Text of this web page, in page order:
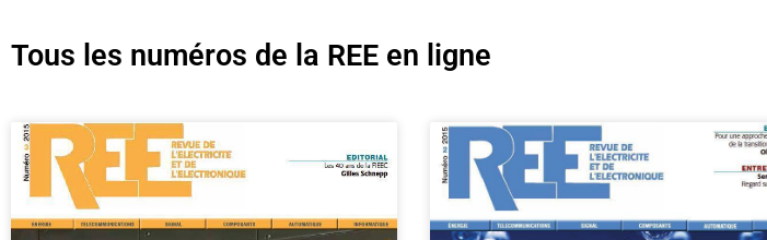
Tous les numéros de la REE en ligne